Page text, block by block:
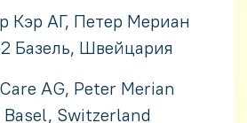
Кэр АГ, Петер Мериан
Базель, Швейцария
AG, Peter Merian
Switzerland